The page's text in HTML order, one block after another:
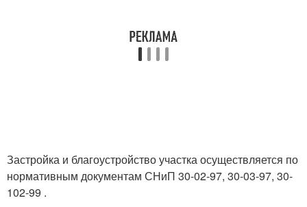
Застройка и благоустройство участка осуществляется по
нормативным документам СНиП 30-02-97, 30-03-97, 30-
102-99 .